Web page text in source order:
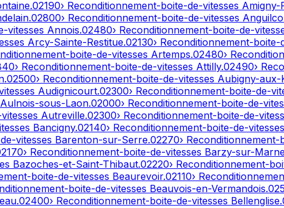
.02190› Reconditionnement-boite-de-vitesses Amigny-
.02800› Reconditionnement-boite-de-vitesses
vitesses Annois.02480› Reconditionnement-boite-de-
Arcy-Sainte-Restitue.02130› Reconditionnement-boite-
boite-de-vitesses Artemps.02480›
› Reconditionnement-boite-de-vitesses Attilly.02490›
.02500› Reconditionnement-boite-de-vitesses Aubigny-aux-
Audignicourt.02300› Reconditionnement-boite-de-
Aulnois-sous-Laon.02000› Reconditionnement-boite-de-
Autreville.02300› Reconditionnement-boite-de-
Bancigny.02140› Reconditionnement-boite-de-vitesses
vitesses Barenton-sur-Serre.02270› Reconditionnement-
› Reconditionnement-boite-de-vitesses Barzy-sur-
Bazoches-et-Saint-Thibaut.02220› Reconditionnement-
boite-de-vitesses Beaurevoir.02110›
boite-de-vitesses Beauvois-en-Vermandois.
.02400› Reconditionnement-boite-de-vitesses Bellenglise.